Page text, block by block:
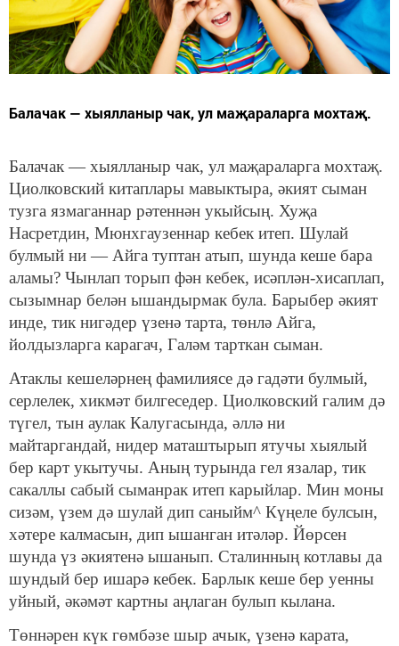
Балачак — хыялланыр чак, ул маҗараларга мохтаҗ.
Балачак — хыялланыр чак, ул маҗараларга мохтаҗ.
Ци­олковский китаплары мавыктыра, әкият сыман
тузга яз­маганнар рәтеннән укыйсың. Хуҗа
Насретдин, Мюнхгау­зеннар кебек итеп. Шулай
булмый ни — Айга туптан атып, шунда кеше бара
аламы? Чынлап торып фән кебек, исәплән-хисаплап,
сызымнар белән ышандырмак була. Барыбер әки­ят
инде, тик нигәдер үзенә тарта, төнлә Айга,
йолдызларга карагач, Галәм тарткан сыман.
Атаклы кешеләрнең фамилиясе дә гадәти булмый,
сер­лелек, хикмәт билгеседер. Циолковский галим дә
түгел, тын аулак Калугасында, әллә ни
майтаргандай, нидер маташ­тырып ятучы хыялый
бер карт укытучы. Аның турында гел язалар, тик
сакаллы сабый сыманрак итеп карыйлар. Мин моны
сизәм, үзем дә шулай дип саныйм^ Күңеле булсын,
хәтере калмасын, дип ышанган итәләр. Йөрсен
шунда үз әкиятенә ышанып. Сталинның котлавы да
шундый бер иша­рә кебек. Барлык кеше бер уенны
уйный, әкәмәт картны аңлаган булып кылана.
Төннәрен күк гөмбәзе шыр ачык, үзенә карата,